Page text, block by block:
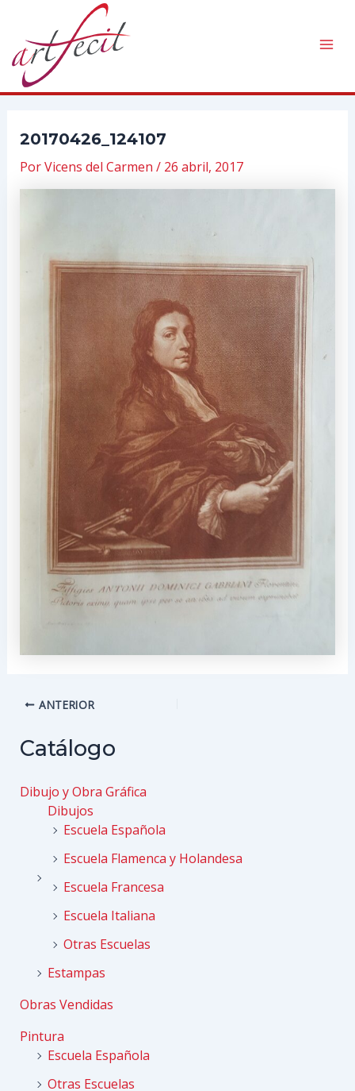
contenido
20170426_124107
PorVicens del Carmen / 26 abril, 2017
Navegación
entradas
ANTERIOR
Catálogo
Dibujo y Obra Gráfica
Dibujos
Escuela Española
Escuela Flamenca y Holandesa
Escuela Francesa
Escuela Italiana
Otras Escuelas
Estampas
Obras Vendidas
Pintura
Escuela Española
Otras Escuelas